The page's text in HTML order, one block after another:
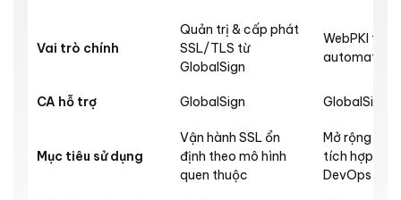
Vai trò chính
Quản trị & cấp phát
SSL/TLS từ
GlobalSign
WebPKI tối
automation
CA hỗ trợ GlobalSign GlobalSign
Mục tiêu sử dụng
Vận hành SSL ổn
định theo mô hình
quen thuộc
Mở rộng quy
tích hợp hệ
DevOps